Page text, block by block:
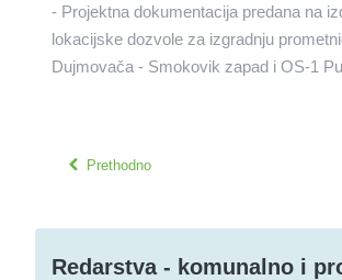
- Projektna dokumentacija predana na
lokacijske dozvole za izgradnju
Dujmovača - Smokovik zapad i OS-1
Prethodno
Redarstva - komunalno i